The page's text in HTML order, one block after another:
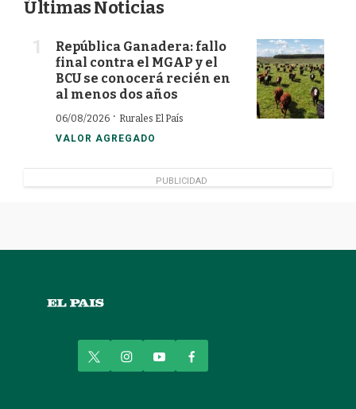
Últimas Noticias
República Ganadera: fallo
final contra el MGAP y el
BCU se conocerá recién en
al menos dos años
06/08/2026 · Rurales El País
VALOR AGREGADO
PUBLICIDAD
w
i
n
y
o
a